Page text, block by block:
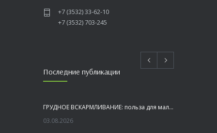
+7 (3532) 33-62-10
+7 (3532) 703-245
Последние публикации
ГРУДНОЕ ВСКАРМЛИВАНИЕ: польза для малыша и мамы
03.08.2026